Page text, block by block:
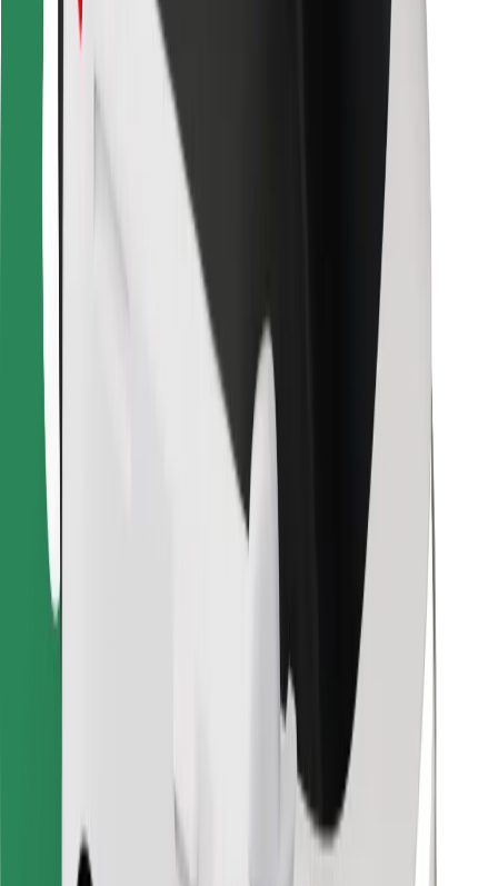
Para propietarios de flota
Para restaurantes
Bolt para empresas
Términos y Condiciones
¡Conseguí un viaje en minutos!
Descargar la app de Bolt
Encontrá tu comida favorita
Descargar la app de Bolt Food